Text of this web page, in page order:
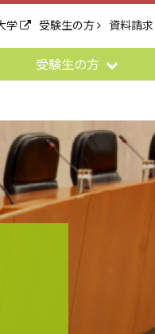
学 受験生の方 資料請求
受験生の方